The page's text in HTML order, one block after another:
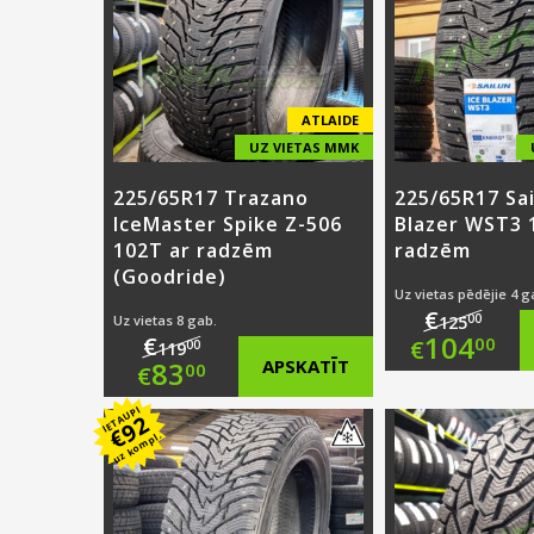
ATLAIDE
UZ VIETAS MMK
225/65R17 Trazano
IceMaster Spike Z-506
102T ar radzēm
(Goodride)
Uz vietas 8 gab.
€11900
Original
price
was:
€119.00.
€8300
Current
price
is:
APSKATĪT
225/65R17
Blazer WST3
radzēm
Uz vietas pēdējie 4
€12500
was:
€10400
price
is:
IETAUPI
€92
uz kompl.